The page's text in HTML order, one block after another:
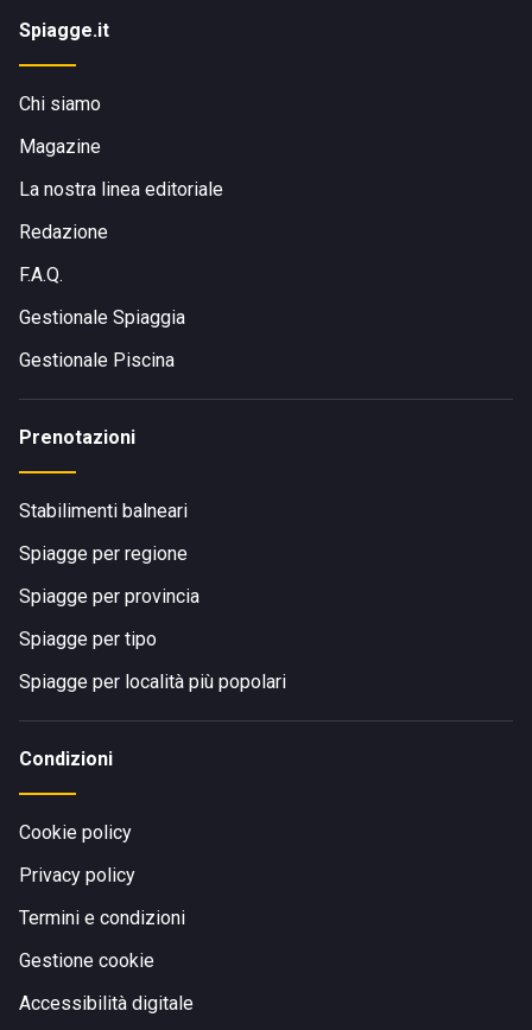
Spiagge.it
Chi siamo
Magazine
La nostra linea editoriale
Redazione
F.A.Q.
Gestionale Spiaggia
Gestionale Piscina
Prenotazioni
Stabilimenti balneari
Spiagge per regione
Spiagge per provincia
Spiagge per tipo
Spiagge per località più popolari
Condizioni
Cookie policy
Privacy policy
Termini e condizioni
Gestione cookie
Accessibilità digitale